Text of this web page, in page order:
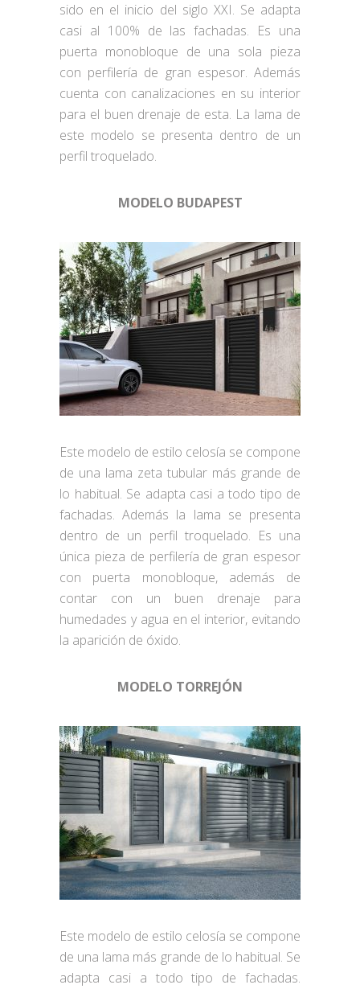
sido en el inicio del siglo XXI. Se adapta
casi al 100% de las fachadas. Es una
puerta monobloque de una sola pieza
con perfilería de gran espesor. Además
cuenta con canalizaciones en su interior
para el buen drenaje de esta. La lama de
este modelo se presenta dentro de un
perfil troquelado.
MODELO BUDAPEST
Este modelo de estilo celosía se compone
de una lama zeta tubular más grande de
lo habitual. Se adapta casi a todo tipo de
fachadas. Además la lama se presenta
dentro de un perfil troquelado. Es una
única pieza de perfilería de gran espesor
con puerta monobloque, además de
contar con un buen drenaje para
humedades y agua en el interior, evitando
la aparición de óxido.
MODELO TORREJÓN
Este modelo de estilo celosía se compone
de una lama más grande de lo habitual. Se
adapta casi a todo tipo de fachadas.